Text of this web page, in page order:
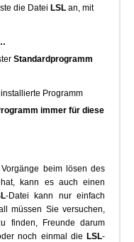
die Datei LSL an, mit
Standardprogramm
Programm
immer für diese
beim lösen des
kann es auch einen
-Datei kann nur einfach
müssen Sie versuchen,
finden, Freunde darum
noch einmal die LSL-